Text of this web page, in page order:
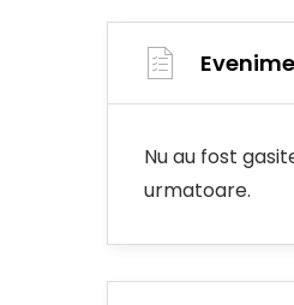
Nu au fost
urmatoare.